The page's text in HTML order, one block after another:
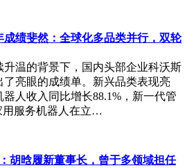
成绩斐然：全球化多品类并行，双轮
温的背景下，国内头部企业科沃斯
了亮眼的成绩单。新兴品类表现亮
人收入同比增长88.1%，新一代管
用服务机器人在立…
胡晗履新董事长，曾于多领域担任